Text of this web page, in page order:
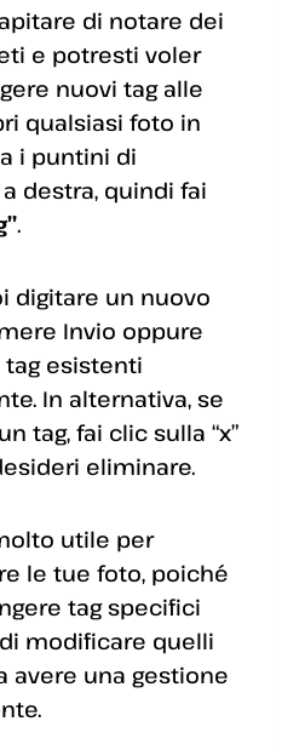
di notare dei
e potresti voler
nuovi tag alle
qualsiasi foto in
i puntini di
destra, quindi fai
.
digitare un nuovo
Invio oppure
esistenti
In alternativa, se
tag, fai clic sulla “x”
eliminare.
utile per
le tue foto, poiché
tag specifici
modificare quelli
avere una gestione